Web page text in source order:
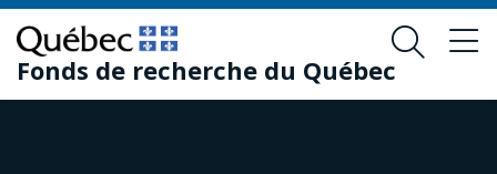
Passer
au
contenu
principal
Passer
au
pied
de
Fonds de recherche du Québec